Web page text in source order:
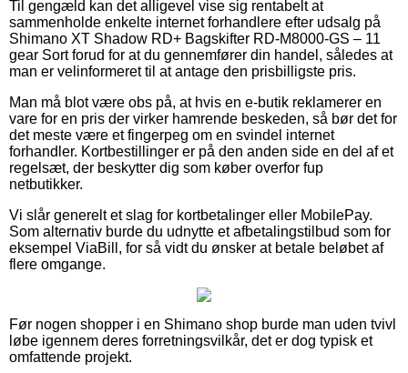
Til gengæld kan det alligevel vise sig rentabelt at
sammenholde enkelte internet forhandlere efter udsalg på
Shimano XT Shadow RD+ Bagskifter RD-M8000-GS – 11
gear Sort forud for at du gennemfører din handel, således at
man er velinformeret til at antage den prisbilligste pris.
Man må blot være obs på, at hvis en e-butik reklamerer en
vare for en pris der virker hamrende beskeden, så bør det for
det meste være et fingerpeg om en svindel internet
forhandler. Kortbestillinger er på den anden side en del af et
regelsæt, der beskytter dig som køber overfor fup
netbutikker.
Vi slår generelt et slag for kortbetalinger eller MobilePay.
Som alternativ burde du udnytte et afbetalingstilbud som for
eksempel ViaBill, for så vidt du ønsker at betale beløbet af
flere omgange.
Før nogen shopper i en Shimano shop burde man uden tvivl
løbe igennem deres forretningsvilkår, det er dog typisk et
omfattende projekt.